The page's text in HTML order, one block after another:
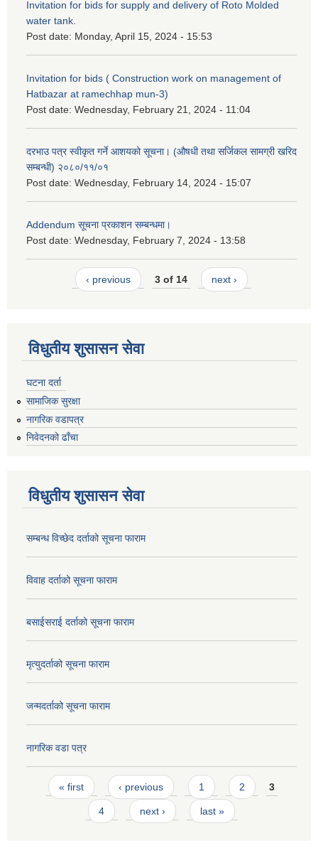
Invitation for bids for supply and delivery of Roto Molded
water tank.
Post date: Monday, April 15, 2024 - 15:53
Invitation for bids ( Construction work on management of
Hatbazar at ramechhap mun-3)
Post date: Wednesday, February 21, 2024 - 11:04
दरभाउ पत्र स्वीकृत गर्ने आशयको सूचना। (औषधी तथा सर्जिकल सामग्री खरिद
सम्बन्धी) २०८०/११/०१
Post date: Wednesday, February 14, 2024 - 15:07
Addendum सूचना प्रकाशन सम्बन्धमा।
Post date: Wednesday, February 7, 2024 - 13:58
‹ previous 3 of 14 next ›
विधुतीय शुसासन सेवा
घटना दर्ता
सामाजिक सुरक्षा
नागरिक वडापत्र
निवेदनको ढाँचा
विधुतीय शुसासन सेवा
सम्बन्ध विच्छेद दर्ताको सूचना फाराम
विवाह दर्ताको सूचना फाराम
बसाईसराई दर्ताको सूचना फाराम
मृत्युदर्ताको सूचना फाराम
जन्मदर्ताको सूचना फाराम
नागरिक वडा पत्र
Pages
« first ‹ previous 1 2 3
4 next › last »